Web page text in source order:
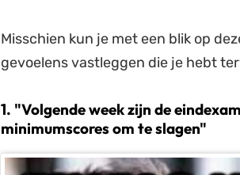
Misschien kun je met een blik op
gevoelens vastleggen die je hebt
1. "Volgende week zijn de
minimumscores om te slagen"